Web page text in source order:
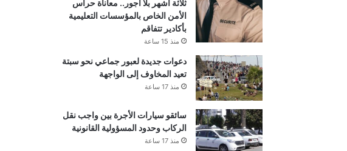
ثلاثة أشهر بلا أجور.. معاناة حراس
الأمن الخاص بالمؤسسات التعليمية
بأكادير تتفاقم
منذ 15 ساعة
دعوات جديدة لعبور جماعي نحو سبتة
تعيد المخاوف إلى الواجهة
منذ 17 ساعة
سائقو سيارات الأجرة بين واجب نقل
الركاب وحدود المسؤولية القانونية
منذ 17 ساعة